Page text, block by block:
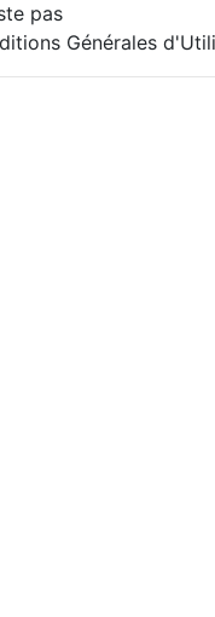
pas
Générales